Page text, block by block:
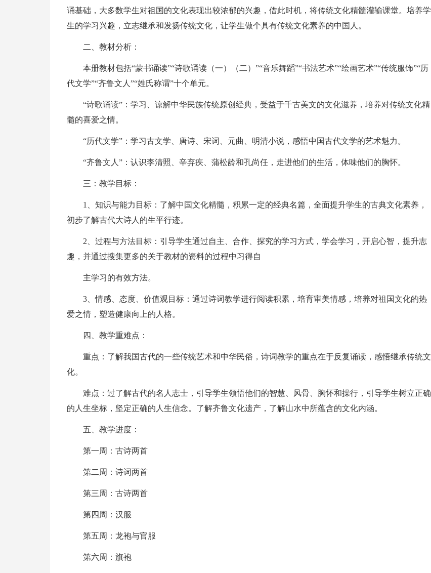
诵基础，大多数学生对祖国的文化表现出较浓郁的兴趣，借此时机，将传统文化精髓灌输课堂。培养学
生的学习兴趣，立志继承和发扬传统文化，让学生做个具有传统文化素养的中国人。
二、教材分析：
本册教材包括“蒙书诵读”“诗歌诵读（一）（二）”“音乐舞蹈”“书法艺术”“绘画艺术”“传统服饰”“历
代文学”“齐鲁文人”“姓氏称谓”十个单元。
“诗歌诵读”：学习、谅解中华民族传统原创经典，受益于千古美文的文化滋养，培养对传统文化精
髓的喜爱之情。
“历代文学”：学习古文学、唐诗、宋词、元曲、明清小说，感悟中国古代文学的艺术魅力。
“齐鲁文人”：认识李清照、辛弃疾、蒲松龄和孔尚任，走进他们的生活，体味他们的胸怀。
三：教学目标：
1、知识与能力目标：了解中国文化精髓，积累一定的经典名篇，全面提升学生的古典文化素养，
初步了解古代大诗人的生平行迹。
2、过程与方法目标：引导学生通过自主、合作、探究的学习方式，学会学习，开启心智，提升志
趣，并通过搜集更多的关于教材的资料的过程中习得自
主学习的有效方法。
3、情感、态度、价值观目标：通过诗词教学进行阅读积累，培育审美情感，培养对祖国文化的热
爱之情，塑造健康向上的人格。
四、教学重难点：
重点：了解我国古代的一些传统艺术和中华民俗，诗词教学的重点在于反复诵读，感悟继承传统文
化。
难点：过了解古代的名人志士，引导学生领悟他们的智慧、风骨、胸怀和操行，引导学生树立正确
的人生坐标，坚定正确的人生信念。了解齐鲁文化遗产，了解山水中所蕴含的文化内涵。
五、教学进度：
第一周：古诗两首
第二周：诗词两首
第三周：古诗两首
第四周：汉服
第五周：龙袍与官服
第六周：旗袍